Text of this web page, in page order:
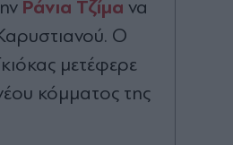
Ράνια Τζίμα να
Ο
μετέφερε
κόμματος της